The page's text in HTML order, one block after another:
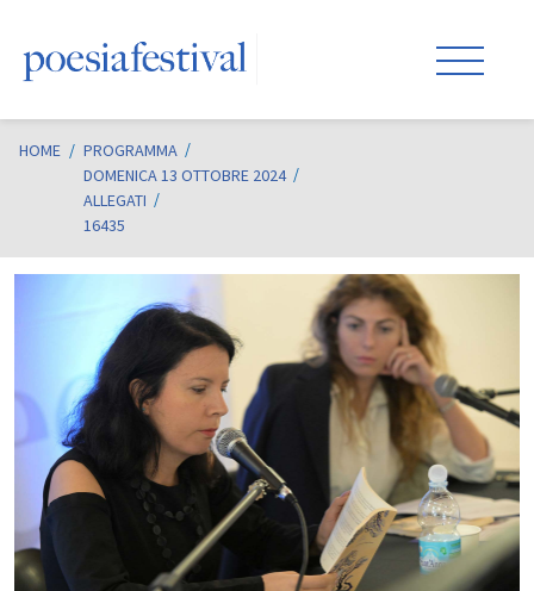
HOME / PROGRAMMA
DOMENICA 13 OTTOBRE 2024
ALLEGATI
16435